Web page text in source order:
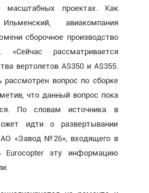
проектах. Как
авиакомпания
сборочное производство
«Сейчас рассматривается
вертолетов AS350 и AS355.
вопрос по сборке
что данный вопрос пока
По словам источника в
идти о развертывании
«Завод №26», входящего в
Eurocopter эту информацию